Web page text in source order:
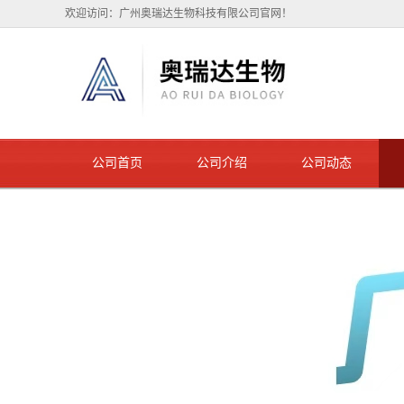
欢迎访问：广州奥瑞达生物科技有限公司官网！
公司首页 公司介绍 公司动态